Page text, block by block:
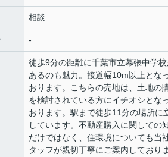
相談
-
徒歩9分の距離に千葉市立幕張中学
あるのも魅力。接道幅10m以上とな
おります。こちらの売地は、土地の
を検討されている方にイチオシとな
おります。駅まで徒歩11分の場所に
しています。不動産購入に関しての
だけではなく、住環境についても当
タッフが親切丁寧にご案内しており